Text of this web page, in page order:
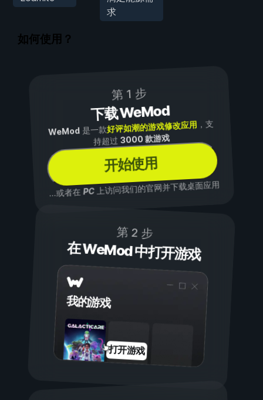
求
如何使用？
第 1 步
下载 WeMod
WeMod是一款好评如潮的游戏修改应用 ，支
持超过3000 款游戏
开始使用
...或者在PC上访问我们的官网并下载桌面应用
第 2 步
在 WeMod 中打开游戏
我的游戏
打开游戏